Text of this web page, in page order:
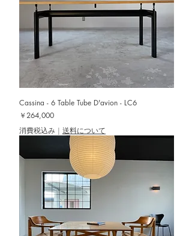
Cassina - 6 Table Tube D'avion - LC6
価格
￥264,000
消費税込み | 送料について